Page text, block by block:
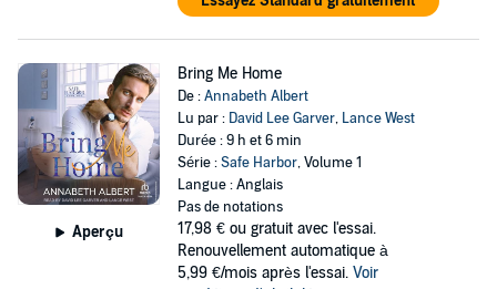
Aperçu
Bring Me Home
De :Annabeth Albert
Lu par : David Lee Garver, Lance West
Durée : 9 h et 6 min
Série :Safe Harbor, Volume 1
Langue : Anglais
Pas de notations
17,98 € ou gratuit avec l'essai.
Renouvellement automatique à
5,99 €/mois après l'essai. Voir